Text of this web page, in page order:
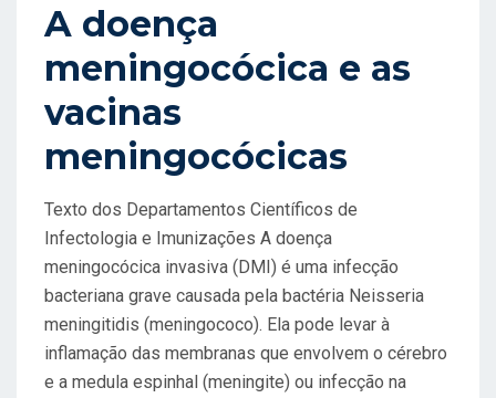
S
A
D
O
M
A doença
meningocócica e as
vacinas
meningocócicas
Texto dos Departamentos Científicos de
Infectologia e Imunizações A doença
meningocócica invasiva (DMI) é uma infecção
bacteriana grave causada pela bactéria Neisseria
meningitidis (meningococo). Ela pode levar à
inflamação das membranas que envolvem o cérebro
e a medula espinhal (meningite) ou infecção na